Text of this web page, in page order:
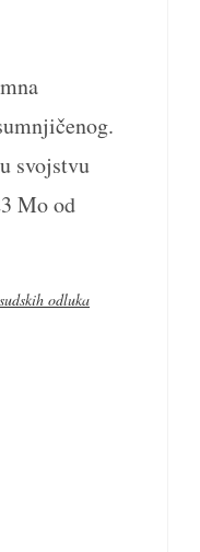
svojstvu
Mo od
odluka